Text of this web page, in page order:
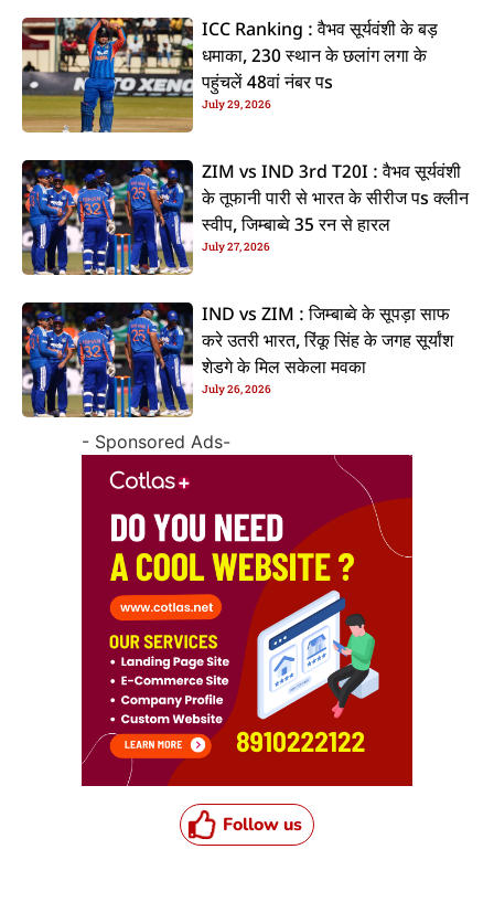
ICC Ranking : वैभव सूर्यवंशी के बड़
धमाका, 230 स्थान के छलांग लगा के
पहुंचलें 48वां नंबर पs
July 29, 2026
ZIM vs IND 3rd T20I : वैभव सूर्यवंशी
के तूफानी पारी से भारत के सीरीज पs क्लीन
स्वीप, जिम्बाब्वे 35 रन से हारल
July 27, 2026
IND vs ZIM : जिम्बाब्वे के सूपड़ा साफ
करे उतरी भारत, रिंकू सिंह के जगह सूर्यांश
शेडगे के मिल सकेला मवका
July 26, 2026
- Sponsored Ads-
Follow us